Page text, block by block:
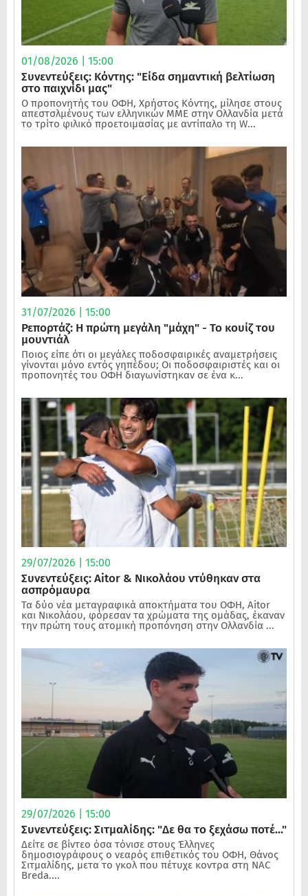
01/08/2026 | 15:00
Συνεντεύξεις: Κόντης: "Είδα σημαντική βελτίωση
στο παιχνίδι μας"
Ο προπονητής του ΟΦΗ, Χρήστος Κόντης, μίλησε στους
απεστσλμένους των ελληνικών ΜΜΕ στην Ολλανδία μετά
το τρίτο φιλικό προετοιμασίας με αντίπαλο τη W...
31/07/2026 | 15:00
Ρεπορτάζ: Η πρώτη μεγάλη "μάχη" - Το κουίζ του
μουντιάλ
Ποιος είπε ότι οι μεγάλες ποδοσφαιρικές αναμετρήσεις
γίνονται μόνο εντός γηπέδου; Οι ποδοσφαιριστές και οι
προπονητές του ΟΦΗ διαγωνίστηκαν σε ένα κ...
29/07/2026 | 15:00
Συνεντεύξεις: Aitor & Νικολάου ντύθηκαν στα
ασπρόμαυρα
Τα δύο νέα μεταγραφικά αποκτήματα του ΟΦΗ, Aitor
και Νικολάου, φόρεσαν τα χρώματα της ομάδας, έκαναν
την πρώτη τους ατομική προπόνηση στην Ολλανδία ...
29/07/2026 | 15:00
Συνεντεύξεις: Σιτμαλίδης: "Δε θα το ξεχάσω ποτέ..."
Δείτε σε βίντεο όσα τόνισε στους Έλληνες
δημοσιογράφους ο νεαρός επιθετικός του ΟΦΗ, Θάνος
Σιτμαλίδης, μετα το γκολ που πέτυχε κοντρα στη NAC
Breda....